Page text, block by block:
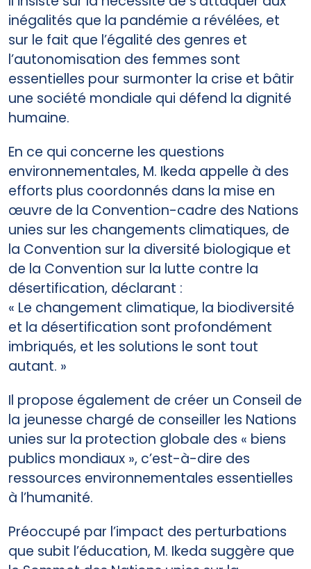
inégalités que la pandémie a révélées, et
sur le fait que l’égalité des genres et
l’autonomisation des femmes sont
essentielles pour surmonter la crise et bâtir
une société mondiale qui défend la dignité
humaine.
En ce qui concerne les questions
environnementales, M. Ikeda appelle à des
efforts plus coordonnés dans la mise en
œuvre de la Convention-cadre des Nations
unies sur les changements climatiques, de
la Convention sur la diversité biologique et
de la Convention sur la lutte contre la
désertification, déclarant :
« Le changement climatique, la biodiversité
et la désertification sont profondément
imbriqués, et les solutions le sont tout
autant. »
Il propose également de créer un Conseil de
la jeunesse chargé de conseiller les Nations
unies sur la protection globale des « biens
publics mondiaux », c’est-à-dire des
ressources environnementales essentielles
à l’humanité.
Préoccupé par l’impact des perturbations
que subit l’éducation, M. Ikeda suggère que